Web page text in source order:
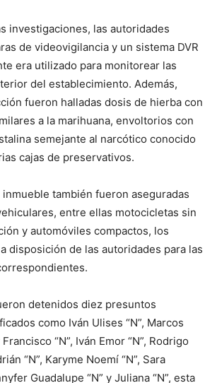
investigaciones, las autoridades
de videovigilancia y un sistema DVR
era utilizado para monitorear las
del establecimiento. Además,
fueron halladas dosis de hierba con
a la marihuana, envoltorios con
semejante al narcótico conocido
cajas de preservativos.
también fueron aseguradas
entre ellas motocicletas sin
y automóviles compactos, los
disposición de las autoridades para las
detenidos diez presuntos
como Iván Ulises “N”, Marcos
“N”, Iván Emor “N”, Rodrigo
“N”, Karyme Noemí “N”, Sara
Guadalupe “N” y Juliana “N”, esta